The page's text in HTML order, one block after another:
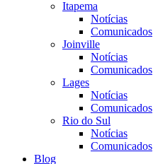
Itapema
Notícias
Comunicados
Joinville
Notícias
Comunicados
Lages
Notícias
Comunicados
Rio do Sul
Notícias
Comunicados
Blog